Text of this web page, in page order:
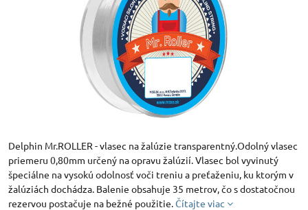
Delphin Mr.ROLLER - vlasec na žalúzie transparentný.Odolný vlasec
priemeru 0,80mm určený na opravu žalúzií. Vlasec bol vyvinutý
špeciálne na vysokú odolnosť voči treniu a preťaženiu, ku ktorým v
žalúziách dochádza. Balenie obsahuje 35 metrov, čo s dostatočnou
rezervou postačuje na bežné použitie.Čítajte viac